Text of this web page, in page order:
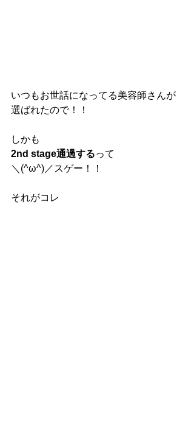
いつもお世話になってる美容師さんが
選ばれたので！！
しかも
2nd stage通過するって
＼(^ω^)／スゲー！！
それがコレ